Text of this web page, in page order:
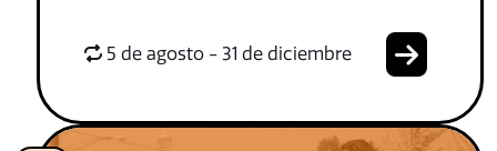
5 de agosto - 31 de diciembre